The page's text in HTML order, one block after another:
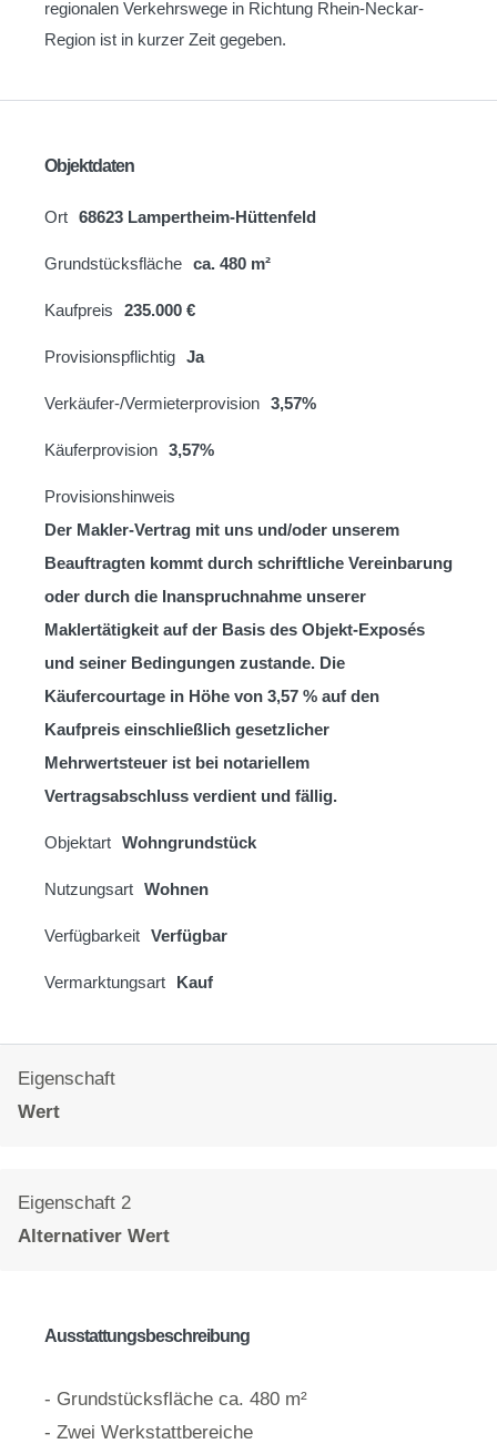
regionalen Verkehrswege in Richtung Rhein-Neckar-
Region ist in kurzer Zeit gegeben.
Objektdaten
Ort 68623 Lampertheim-Hüttenfeld
Grundstücksfläche ca. 480 m²
Kaufpreis 235.000 €
Provisionspflichtig Ja
Verkäufer-/Vermieterprovision 3,57%
Käuferprovision 3,57%
Provisionshinweis
Der Makler-Vertrag mit uns und/oder unserem
Beauftragten kommt durch schriftliche Vereinbarung
oder durch die Inanspruchnahme unserer
Maklertätigkeit auf der Basis des Objekt-Exposés
und seiner Bedingungen zustande. Die
Käufercourtage in Höhe von 3,57 % auf den
Kaufpreis einschließlich gesetzlicher
Mehrwertsteuer ist bei notariellem
Vertragsabschluss verdient und fällig.
Objektart Wohngrundstück
Nutzungsart Wohnen
Verfügbarkeit Verfügbar
Vermarktungsart Kauf
Eigenschaft
Wert
Eigenschaft 2
Alternativer Wert
Ausstattungsbeschreibung
- Grundstücksfläche ca. 480 m²
- Zwei Werkstattbereiche